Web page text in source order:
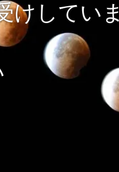
けしていま